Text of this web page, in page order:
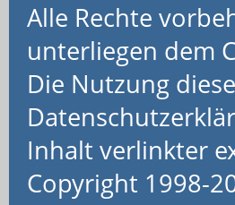
Alle Rechte
unterliegen dem
Die Nutzung
Inhalt verlinkter
Copyright 1998-